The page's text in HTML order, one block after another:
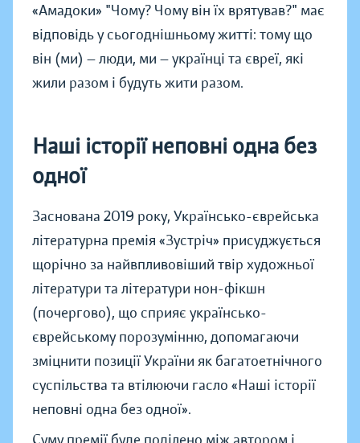
«Амадоки» "Чому? Чому він їх врятував?" має
відповідь у сьогоднішньому житті: тому що
він (ми) — люди, ми — українці та євреї, які
жили разом і будуть жити разом.
Наші історії неповні одна без
одної
Заснована 2019 року, Українсько-єврейська
літературна премія «Зустріч» присуджується
щорічно за найвпливовіший твір художньої
літератури та літератури нон-фікшн
(почергово), що сприяє українсько-
єврейському порозумінню, допомагаючи
зміцнити позиції України як багатоетнічного
суспільства та втілюючи гасло «Наші історії
неповні одна без одної».